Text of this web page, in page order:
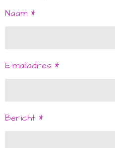
Naam *
E-mailadres *
Bericht *